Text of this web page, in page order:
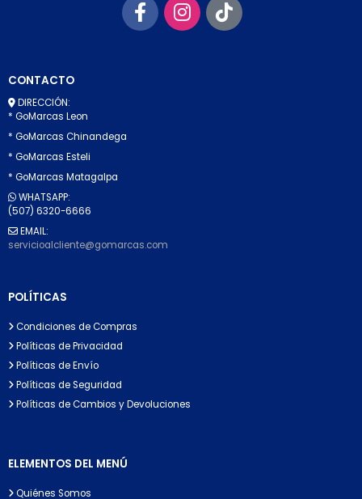
CONTACTO
DIRECCIÓN:
* GoMarcas Leon
* GoMarcas Chinandega
* GoMarcas Esteli
* GoMarcas Matagalpa
WHATSAPP:
(507) 6320-6666
EMAIL:
servicioalcliente@gomarcas.com
POLÍTICAS
Condiciones de Compras
Políticas de Privacidad
Políticas de Envío
Políticas de Seguridad
Políticas de Cambios y Devoluciones
ELEMENTOS DEL MENÚ
Quiénes Somos